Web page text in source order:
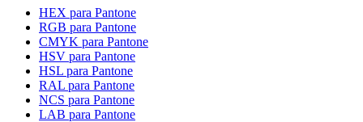
HEX para Pantone
RGB para Pantone
CMYK para Pantone
HSV para Pantone
HSL para Pantone
RAL para Pantone
NCS para Pantone
LAB para Pantone